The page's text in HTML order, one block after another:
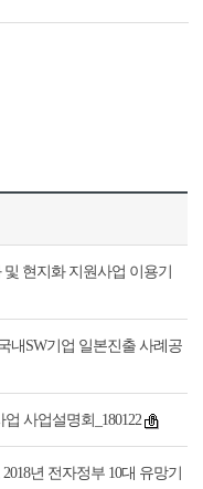
현지화 지원사업 이용기
내SW기업 일본진출 사례공
사업설명회_180122
년 전자정부 10대 유망기